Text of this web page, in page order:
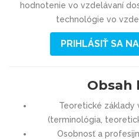
hodnotenie vo vzdelávaní
technológie vo
PRIHLÁSIŤ SA
Obsah
Teoretické základy
(terminológia,
Osobnosť a